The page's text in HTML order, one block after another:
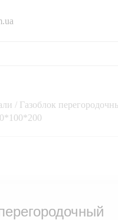
/ Газоблок